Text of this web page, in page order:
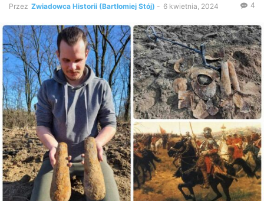
Przez Zwiadowca Historii (Bartłomiej Stój) - 6 kwietnia, 2024 4